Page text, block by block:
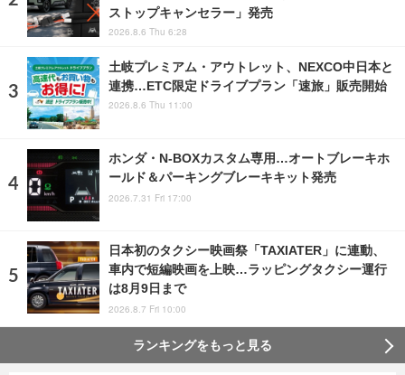
ストップキャンセラー」発売
2026.8.6 Thu 6:28
土岐プレミアム・アウトレット、NEXCO中日本と
連携…ETC限定ドライブプラン「速旅」販売開始
2026.8.6 Thu 11:00
ホンダ・N-BOXカスタム専用…オートブレーキホ
ールド＆パーキングブレーキキット発売
2026.7.31 Fri 17:00
日本初のタクシー映画祭「TAXIATER」に連動、
車内で短編映画を上映…ラッピングタクシー運行
は8月9日まで
2026.8.7 Fri 10:00
ランキングをもっと見る